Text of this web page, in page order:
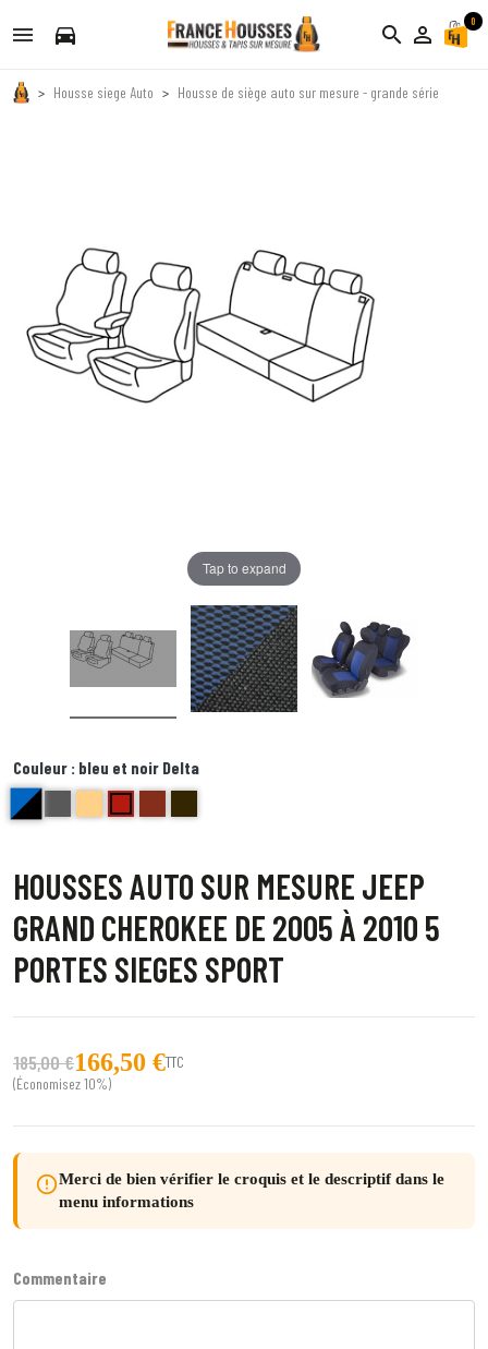
directions_car search person_outline
0
Housse siege Auto Housse de siège auto sur mesure - grande série
Tap to expand
Couleur : bleu et noir Delta
bleu et noir Delta
anthracite golf
beige bravoRouge ( bord noir) Echo
HOUSSES AUTO SUR MESURE JEEP
GRAND CHEROKEE DE 2005 À 2010 5
PORTES SIEGES SPORT
185,00 €166,50 €TTC
(Économisez 10%)
error_outlineMerci de bien vérifier le croquis et le descriptif dans le
menu informations
Commentaire